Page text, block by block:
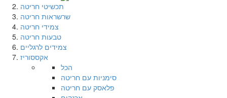
תכשיטי חריטה
שרשראות חריטה
צמידי חריטה
טבעות חריטה
צמידים לרגליים
אקססוריז
הכל
סימניות עם חריטה
פלאסק עם חריטה